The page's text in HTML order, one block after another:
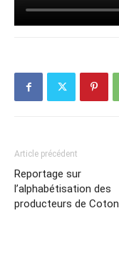
Article précédent
Reportage sur
l’alphabétisation des
producteurs de Coton